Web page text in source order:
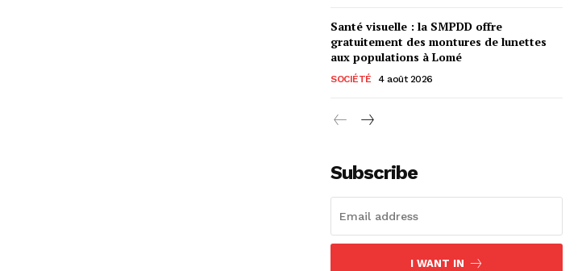
Santé visuelle : la SMPDD offre
gratuitement des montures de lunettes
aux populations à Lomé
SOCIÉTÉ 4 août 2026
Subscribe
I WANT IN